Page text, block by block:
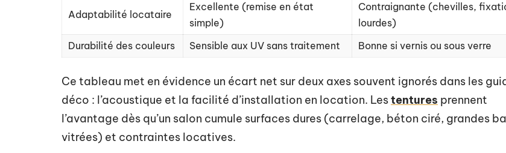
Adaptabilité locataire
Excellente (remise en état
simple)
Contraignante (chevilles,
lourdes)
Durabilité des couleurs
Sensible aux UV sans traitement Bonne si vernis ou sous verre
Ce tableau met en évidence un écart net sur deux axes souvent ignorés dans les
déco : l’acoustique et la facilité d’installation en location. Lestentures prennent
l’avantage dès qu’un salon cumule surfaces dures (carrelage, béton ciré, grandes
vitrées) et contraintes locatives.